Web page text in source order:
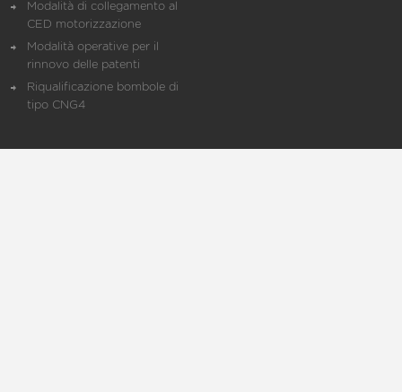
Modalità di collegamento al
CED motorizzazione
Modalità operative per il
rinnovo delle patenti
Riqualificazione bombole di
tipo CNG4